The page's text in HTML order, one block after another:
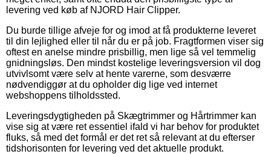
levering ved køb af NJORD Hair Clipper.
Du burde tillige afveje for og imod at få produkterne leveret
til din lejlighed eller til når du er på job. Fragtformen viser sig
oftest en anelse mindre prisbillig, men lige så vel temmelig
gnidningsløs. Den mindst kostelige leveringsversion vil dog
utvivlsomt være selv at hente varerne, som desværre
nødvendiggør at du opholder dig lige ved internet
webshoppens tilholdssted.
Leveringsdygtigheden på Skægtrimmer og Hårtrimmer kan
vise sig at være ret essentiel ifald vi har behov for produktet
fluks, så med det formål er det ret så relevant at du efterser
tidshorisonten for levering ved det aktuelle produkt.